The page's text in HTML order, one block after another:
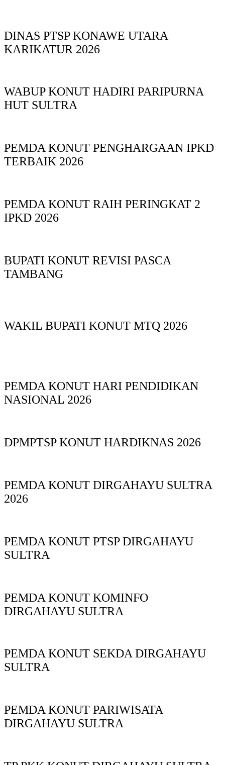
DINAS PTSP KONAWE UTARA
KARIKATUR 2026
WABUP KONUT HADIRI PARIPURNA
HUT SULTRA
PEMDA KONUT PENGHARGAAN IPKD
TERBAIK 2026
PEMDA KONUT RAIH PERINGKAT 2
IPKD 2026
BUPATI KONUT REVISI PASCA
TAMBANG
WAKIL BUPATI KONUT MTQ 2026
PEMDA KONUT HARI PENDIDIKAN
NASIONAL 2026
DPMPTSP KONUT HARDIKNAS 2026
PEMDA KONUT DIRGAHAYU SULTRA
2026
PEMDA KONUT PTSP DIRGAHAYU
SULTRA
PEMDA KONUT KOMINFO
DIRGAHAYU SULTRA
PEMDA KONUT SEKDA DIRGAHAYU
SULTRA
PEMDA KONUT PARIWISATA
DIRGAHAYU SULTRA